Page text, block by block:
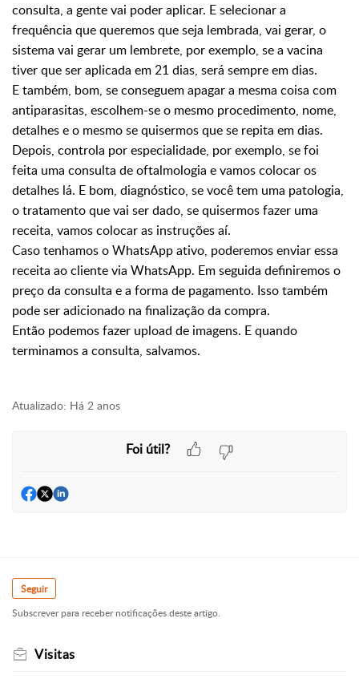
consulta, a gente vai poder aplicar. E selecionara
frequência que queremos que seja lembrada, vai gerar, o
sistema vai gerar um lembrete, por exemplo, se a vacina
tiver que ser aplicada em 21 dias, será sempre em dias.
E também, bom, se conseguem apagar a mesma coisa com
antiparasitas, escolhem-se o mesmo procedimento, nome,
detalhese o mesmo se quisermos que se repita em dias.
Depois, controla por especialidade, por exemplo, se foi
feita uma consulta de oftalmologia e vamos colocar os
detalhes lá. E bom, diagnóstico, se você tem uma patologia,
o tratamento que vai ser dado, se quisermos fazer uma
receita, vamoscolocar as instruções aí.
Caso tenhamos o WhatsApp ativo, poderemos enviaressa
receita ao cliente via WhatsApp. Em seguida definiremos o
preço da consulta e a forma de pagamento. Issotambém
pode ser adicionado na finalização da compra.
Então podemos fazer upload de imagens. E quando
terminamosa consulta, salvamos.
Atualizado: Há 2 anos
Foi útil?
Seguir
Subscrever para receber notificações deste artigo.
Visitas